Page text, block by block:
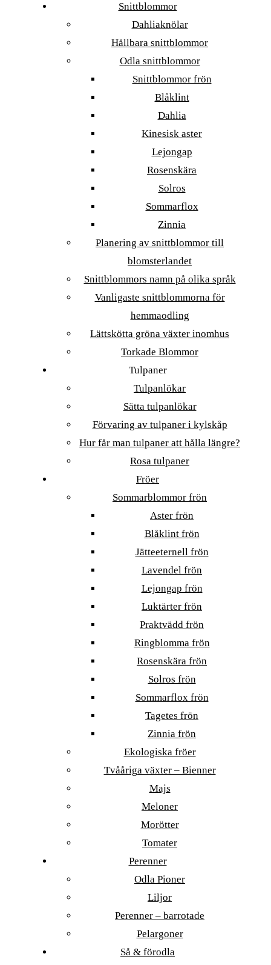
Snittblommor
Dahliaknölar
Hållbara snittblommor
Odla snittblommor
Snittblommor frön
Blåklint
Dahlia
Kinesisk aster
Lejongap
Rosenskära
Solros
Sommarflox
Zinnia
Planering av snittblommor till
blomsterlandet
Snittblommors namn på olika språk
Vanligaste snittblommorna för
hemmaodling
Lättskötta gröna växter inomhus
Torkade Blommor
Tulpaner
Tulpanlökar
Sätta tulpanlökar
Förvaring av tulpaner i kylskåp
Hur får man tulpaner att hålla längre?
Rosa tulpaner
Fröer
Sommarblommor frön
Aster frön
Blåklint frön
Jätteeternell frön
Lavendel frön
Lejongap frön
Luktärter frön
Praktvädd frön
Ringblomma frön
Rosenskära frön
Solros frön
Sommarflox frön
Tagetes frön
Zinnia frön
Ekologiska fröer
Tvååriga växter – Bienner
Majs
Meloner
Morötter
Tomater
Perenner
Odla Pioner
Liljor
Perenner – barrotade
Pelargoner
Så & förodla